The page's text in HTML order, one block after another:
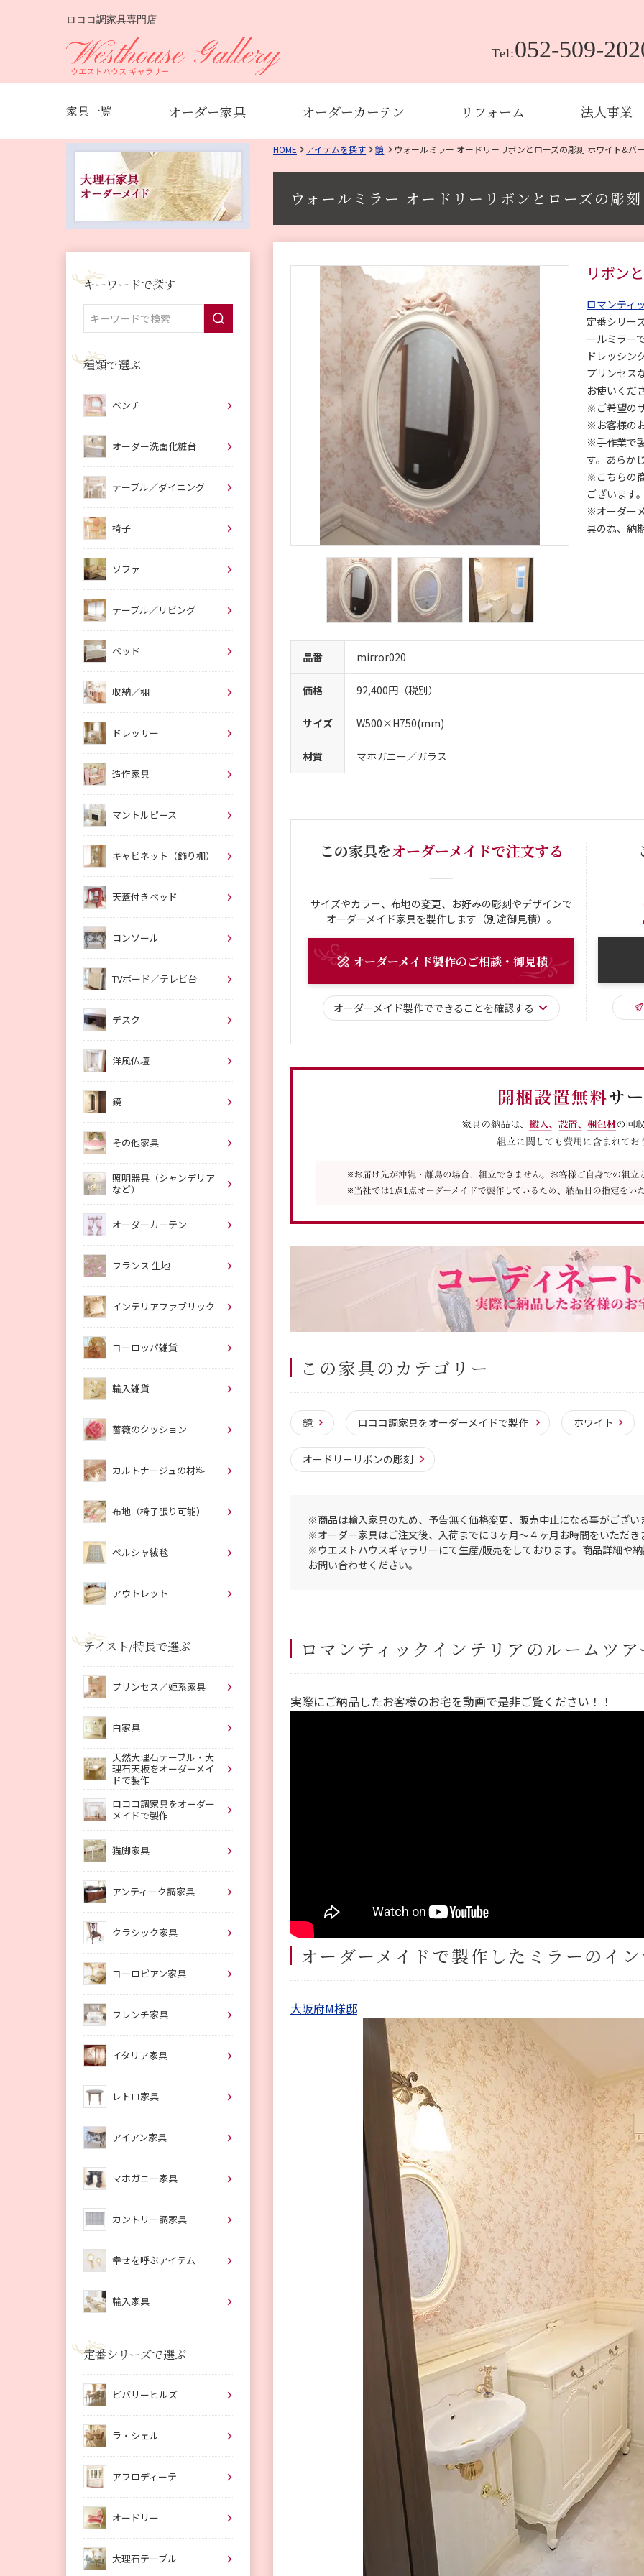
ロココ調家具専門店
Tel:052-509-
家具一覧 オーダー家具 オーダーカーテン リフォーム 法人事業
HOME アイテムを探す 鏡 ウォールミラー オードリーリボンとローズの彫刻 ホワイト&バ
ウォールミラー オードリーリボンとローズの彫
リボン
ロマンティ
定番シリー
ールミラー
ドレッシン
プリンセス
お使いくだ
※ご希望の
※お客様の
※手作業で
す。あらか
※こちらの
ございます
※オーダー
具の為、納
品番 mirror020
価格 92,400円（税別）
サイズ W500×H750(mm)
材質 マホガニー／ガラス
この家具をオーダーメイドで注文する
サイズやカラー、布地の変更、お好みの彫刻やデザインで
オーダーメイド家具を製作します（別途御見積）。
オーダーメイド製作のご相談・御見積
オーダーメイド製作でできることを確認する
この家具のカテゴリー
鏡 ロココ調家具をオーダーメイドで製作 ホワイト
オードリーリボンの彫刻
※商品は輸入家具のため、予告無く価格変更、販売中止になる事がござ
※オーダー家具はご注文後、入荷までに３ヶ月〜４ヶ月お時間をいただき
※ウエストハウスギャラリーにて生産/販売をしております。商品詳細や
お問い合わせください。
ロマンティックインテリアのルームツ
実際にご納品したお客様のお宅を動画で是非ご覧ください！！
オーダーメイドで製作したミラーのイ
大阪府M様邸
キーワードで探す
種類で選ぶ
ベンチ
オーダー洗面化粧台
テーブル／ダイニング
椅子
ソファ
テーブル／リビング
ベッド
収納／棚
ドレッサー
造作家具
マントルピース
キャビネット（飾り棚）
天蓋付きベッド
コンソール
TVボード／テレビ台
デスク
洋風仏壇
鏡
その他家具
照明器具（シャンデリア
など）
オーダーカーテン
フランス 生地
インテリアファブリック
ヨーロッパ雑貨
輸入雑貨
薔薇のクッション
カルトナージュの材料
布地（椅子張り可能）
ペルシャ絨毯
アウトレット
テイスト/特長で選ぶ
プリンセス／姫系家具
白家具
天然大理石テーブル・大
理石天板をオーダーメイ
ドで製作
ロココ調家具をオーダー
メイドで製作
猫脚家具
アンティーク調家具
クラシック家具
ヨーロピアン家具
フレンチ家具
イタリア家具
レトロ家具
アイアン家具
マホガニー家具
カントリー調家具
幸せを呼ぶアイテム
輸入家具
定番シリーズで選ぶ
ビバリーヒルズ
ラ・シェル
アフロディーテ
オードリー
大理石テーブル